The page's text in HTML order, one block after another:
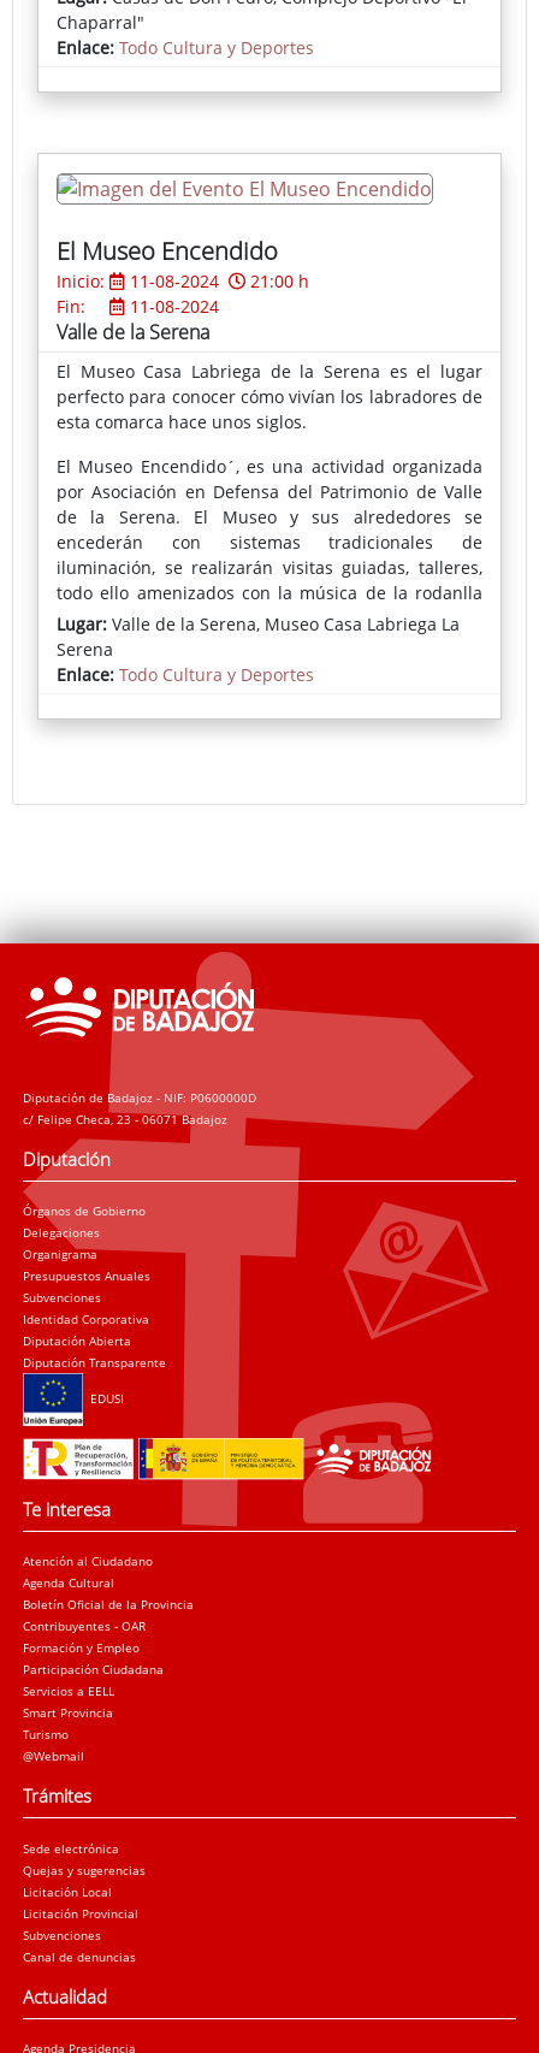
Chaparral"
Enlace: Todo Cultura y Deportes
El Museo Encendido
Inicio: 11-08-2024
21:00 h
Fin:
11-08-2024
Valle de la Serena
El Museo Casa Labriega de la Serena es el lugar
perfecto para conocer cómo vivían los labradores de
esta comarca hace unos siglos.
El Museo Encendido´, es una actividad organizada
por Asociación en Defensa del Patrimonio de Valle
de la Serena. El Museo y sus alrededores se
encederán con sistemas tradicionales de
iluminación, se realizarán visitas guiadas, talleres,
todo ello amenizados con la música de la rodanlla
Los Barrancos de Campanario.
Se trata de una acción enmarcada en el Mercado
Tradicional Extremeño que cada verano organiza
esta asociación para recaudar fondos que
Para hacerlo posible, la Diputación de Badajoz ha
Más información
Lugar: Valle de la Serena, Museo Casa Labriega La
Serena
Enlace: Todo Cultura y Deportes
Diputación de Badajoz - NIF: P0600000D
c/ Felipe Checa, 23 - 06071 Badajoz
Diputación
Órganos de Gobierno
Delegaciones
Organigrama
Presupuestos Anuales
Subvenciones
Identidad Corporativa
Diputación Abierta
Diputación Transparente
EDUSI
Te interesa
Atención al Ciudadano
Agenda Cultural
Boletín Oficial de la Provincia
Contribuyentes - OAR
Formación y Empleo
Participación Ciudadana
Servicios a EELL
Smart Provincia
Turismo
@Webmail
Trámites
Sede electrónica
Quejas y sugerencias
Licitación Local
Licitación Provincial
Subvenciones
Canal de denuncias
Actualidad
Agenda Presidencia